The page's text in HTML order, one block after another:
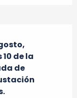
de la
de